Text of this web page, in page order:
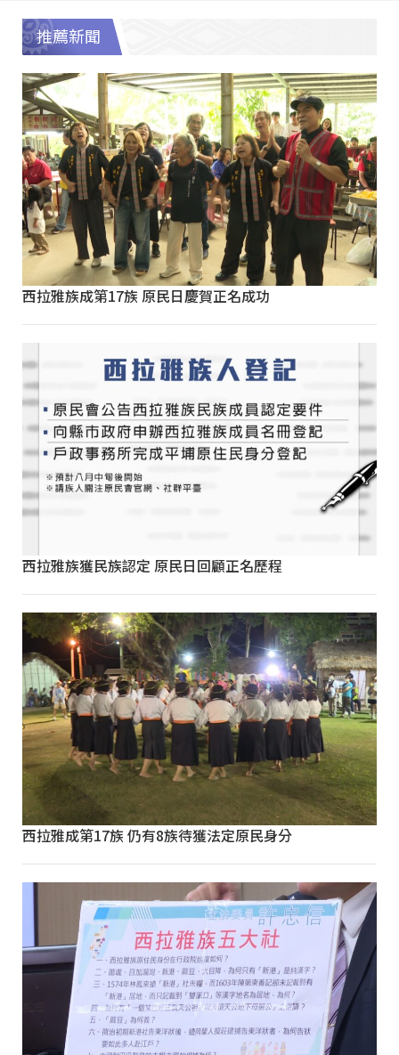
推薦新聞
西拉雅族成第17族 原民日慶賀正名成功
西拉雅族獲民族認定 原民日回顧正名歷程
西拉雅成第17族 仍有8族待獲法定原民身分